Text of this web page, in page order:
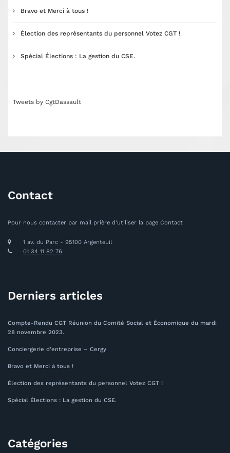
Bravo et Merci à tous !
Élection des représentants du personnel Votez CGT !
Spécial Élections : La gestion du CSE.
Tweets by CgtDassault
Contact
Pour nous contacter par mail prière d'utiliser la page Contact
1 av. du Parc - 95100 Argenteuil
01 34 11 82 76
Derniers articles
Compte-Rendu CGT Réunion du Comité Social et Économique du mardi
28 novembre 2023.
Conciergerie d’entreprise – Cergy
Bravo et Merci à tous !
Élection des représentants du personnel Votez CGT !
Spécial Élections : La gestion du CSE.
Catégories